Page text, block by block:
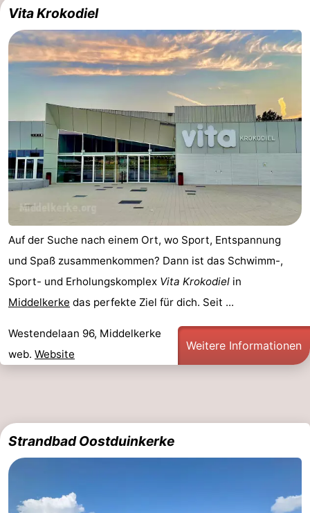
Küstetram
Medizin
Adressen
Region
Westflandern
Brügge
Gent
Ypern
Die
Küste
-
Natur
Het
-
Knokke-
-
Blankenberge
-
Haan
Bredene
-
Ostende
-
Middelkerke
Vita Krokodiel
Auf der Suche nach einem Ort, wo Sport, Entspannung
und Spaß zusammenkommen? Dann ist das Schwimm-,
Sport- und Erholungskomplex Vita Krokodiel in
Middelkerke das perfekte Ziel für dich. Seit ...
Westendelaan 96, Middelkerke
web. Website
Weitere Informationen
Strandbad Oostduinkerke